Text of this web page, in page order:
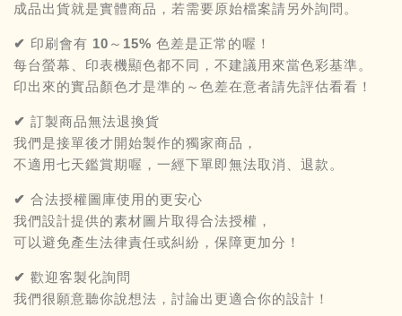
成品出貨就是實體商品，若需要原始檔案請另外詢問。
✔ 印刷會有 10～15% 色差是正常的喔！
每台螢幕、印表機顯色都不同，不建議用來當色彩基準。
印出來的實品顏色才是準的～色差在意者請先評估看看！
✔ 訂製商品無法退換貨
我們是接單後才開始製作的獨家商品，
不適用七天鑑賞期喔，一經下單即無法取消、退款。
✔ 合法授權圖庫使用的更安心
我們設計提供的素材圖片取得合法授權，
可以避免產生法律責任或糾紛，保障更加分！
✔ 歡迎客製化詢問
我們很願意聽你說想法，討論出更適合你的設計！